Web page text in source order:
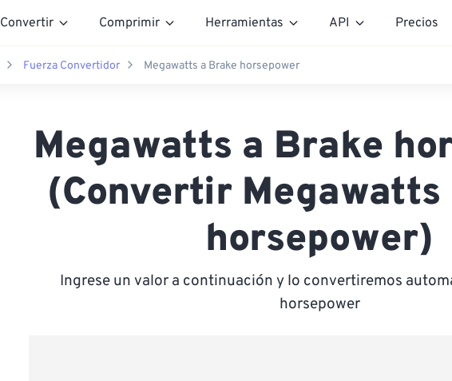
Convertir Comprimir Herramientas API Precios
Fuerza Convertidor Megawatts a Brake horsepower
Megawatts a Brake
(Convertir Megawatts
horsepower)
Ingrese un valor a continuación y lo convertiremos
horsepower